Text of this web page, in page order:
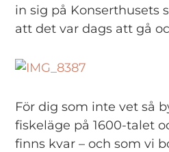
in sig på Konserthusets
att det var dags att gå
För dig som inte vet så
fiskeläge på 1600-talet
finns kvar – och som vi